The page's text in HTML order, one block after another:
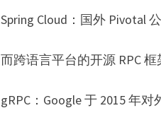
Spring Cloud：国外 Pivotal
而跨语言平台的开源 RPC 框
gRPC：Google 于 2015 年